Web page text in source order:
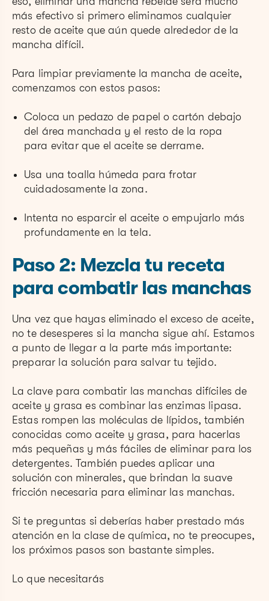
más efectivo si primero eliminamos cualquier
resto de aceite que aún quede alrededor de la
mancha difícil.
Para limpiar previamente la mancha de aceite,
comenzamos con estos pasos:
Coloca un pedazo de papel o cartón debajo
del área manchada y el resto de la ropa
para evitar que el aceite se derrame.
Usa una toalla húmeda para frotar
cuidadosamente la zona.
Intenta no esparcir el aceite o empujarlo más
profundamente en la tela.
Paso 2: Mezcla tu receta
para combatir las manchas
Una vez que hayas eliminado el exceso de aceite,
no te desesperes si la mancha sigue ahí. Estamos
a punto de llegar a la parte más importante:
preparar la solución para salvar tu tejido.
La clave para combatir las manchas difíciles de
aceite y grasa es combinar las enzimas lipasa.
Estas rompen las moléculas de lípidos, también
conocidas como aceite y grasa, para hacerlas
más pequeñas y más fáciles de eliminar para los
detergentes. También puedes aplicar una
solución con minerales, que brindan la suave
fricción necesaria para eliminar las manchas.
Si te preguntas si deberías haber prestado más
atención en la clase de química, no te preocupes,
los próximos pasos son bastante simples.
Lo que necesitarás